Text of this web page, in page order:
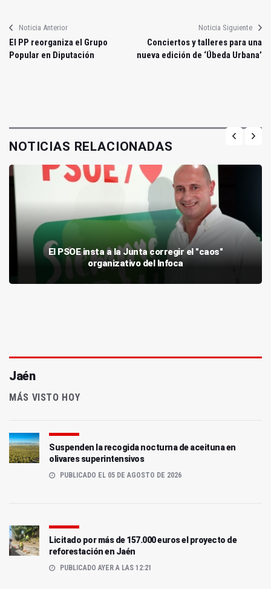
Noticia Anterior
El PP reorganiza el Grupo
Popular en Diputación
Noticia Siguiente
Conciertos y talleres para una
nueva edición de ‘Úbeda Urbana’
NOTICIAS RELACIONADAS
El PSOE insta a la Junta corregir el "caos"
organizativo del Infoca
Jaén
MÁS VISTO HOY
Suspenden la recogida nocturna de aceituna en
olivares superintensivos
PUBLICADO EL 05 DE AGOSTO DE 2026
Licitado por más de 157.000 euros el proyecto de
reforestación en Jaén
PUBLICADO AYER A LAS 12:21